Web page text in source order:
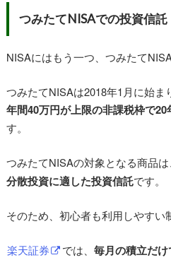
つみたてNISAでの投資信託
NISAにはもう一つ、つみたて
つみたてNISAは2018年1月に始ま
年間40万円が上限の非課税枠で
す。
つみたてNISAの対象となる商品
分散投資に適した投資信託です。
そのため、初心者も利用しやすい
楽天証券 では、 毎月の積立だ